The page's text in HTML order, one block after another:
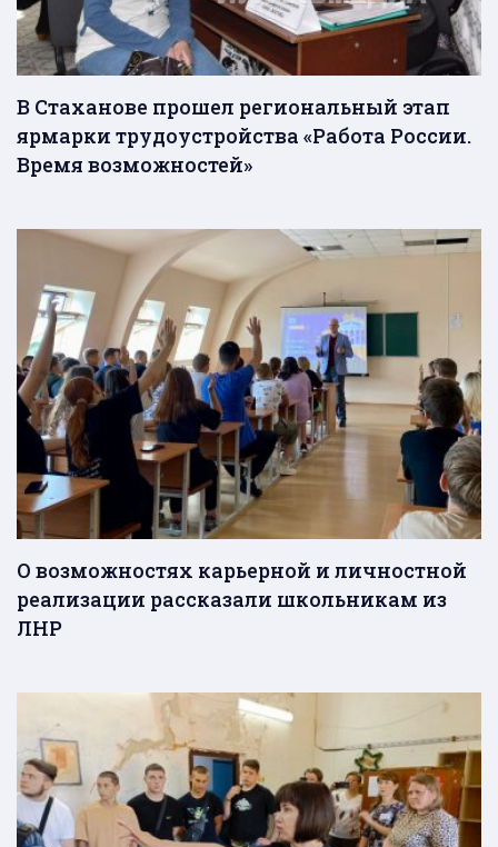
В Стаханове прошел региональный этап
ярмарки трудоустройства «Работа России.
Время возможностей»
О возможностях карьерной и личностной
реализации рассказали школьникам из
ЛНР